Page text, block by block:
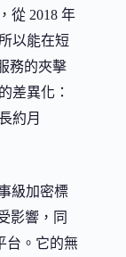
從 2018 年
以能在短
務的夾擊
差異化：
約月
級加密標
影響，同
台。它的無